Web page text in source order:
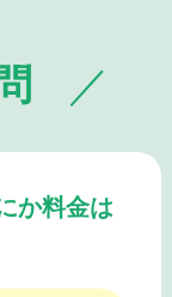
か料金は